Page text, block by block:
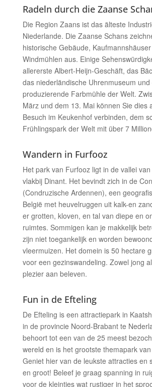
Radeln durch die Zaanse
Die Region Zaans ist das älteste
Niederlande. Die Zaanse Schans
historische Gebäude,
Windmühlen aus. Einige
allererste Albert-Heijn-Geschäft, das
das niederländische Uhrenmuseum und
produzierende Farbmühle der Welt.
März und dem 13. Mai können Sie dies
Besuch im Keukenhof verbinden, dem
Frühlingspark der Welt mit über 7
Wandern in Furfooz
Het park van Furfooz ligt in de vallei
vlakbij Dinant. Het bevindt zich in de
(Condruzische Ardennen), een
België met heuvelruggen uit kalk-en
er grotten, kloven, en tal van diepe en
ruimtes. Sommigen kan je makkelijk
zijn niet toegankelijk en worden
vleermuizen. Het domein is 50 hectare
voor een gezinswandeling. Zowel jong
plezier aan beleven.
Fun in de Efteling
De Efteling is een attractiepark in
in de provincie Noord-Brabant te
behoort tot een van de 25 meest
wereld en is het grootste themapark
Geniet hier van de leukste attracties en
en groot! Beleef je graag spanning in
voor de kleintjes wat rustiger in het